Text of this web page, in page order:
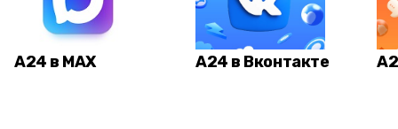
А24 в MAX А24 в Вконтакте